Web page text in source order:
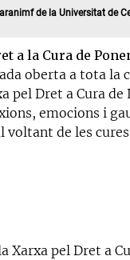
de la Universitat de
a la Cura de
oberta a tota la
pel Dret a Cura de
emocions i
voltant de les
Xarxa pel Dret a